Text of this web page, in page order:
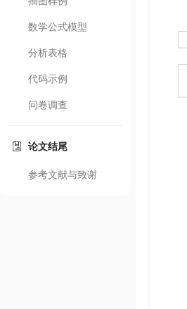
数学公式模型
分析表格
代码示例
问卷调查
论文结尾
参考文献与致谢